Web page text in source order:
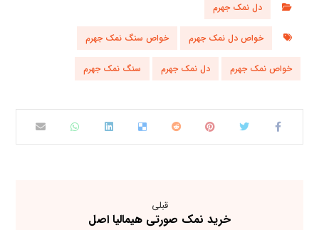
دل نمک جهرم
خواص دل نمک جهرم خواص سنگ نمک جهرم
خواص نمک جهرم دل نمک جهرم سنگ نمک جهرم
قبلی
خرید نمک صورتی هیمالیا اصل